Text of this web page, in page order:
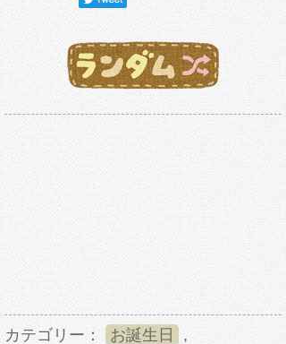
カテゴリー： お誕生日 ,